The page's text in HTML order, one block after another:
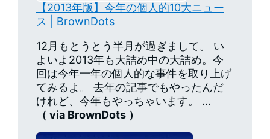
【2013年版】今年の個人的10大ニュー
ス | BrownDots
12月もとうとう半月が過ぎまして。 い
よいよ2013年も大詰め中の大詰め。今
回は今年一年の個人的な事件を取り上げ
てみるよ。 去年の記事でもやったんだ
けれど、今年もやっちゃいます。 …
（ via BrownDots ）